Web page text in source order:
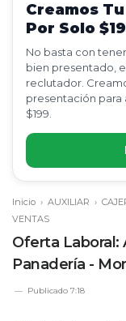
Creamos
Por Solo
No basta con
bien presentado,
reclutador.
presentación para
$199.
Inicio › AUXILIAR ›
VENTAS
Oferta Laboral:
Panadería -
Publicado 7:18